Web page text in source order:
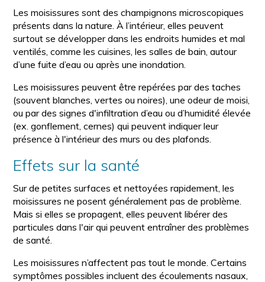
Les moisissures sont des champignons microscopiques
présents dans la nature. À l’intérieur, elles peuvent
surtout se développer dans les endroits humides et mal
ventilés, comme les cuisines, les salles de bain, autour
d’une fuite d’eau ou après une inondation.
Les moisissures peuvent être repérées par des taches
(souvent blanches, vertes ou noires), une odeur de moisi,
ou par des signes d'infiltration d’eau ou d’humidité élevée
(ex. gonflement, cernes) qui peuvent indiquer leur
présence à l'intérieur des murs ou des plafonds.
Effets sur la santé
Sur de petites surfaces et nettoyées rapidement, les
moisissures ne posent généralement pas de problème.
Mais si elles se propagent, elles peuvent libérer des
particules dans l'air qui peuvent entraîner des problèmes
de santé.
Les moisissures n’affectent pas tout le monde. Certains
symptômes possibles incluent des écoulements nasaux,